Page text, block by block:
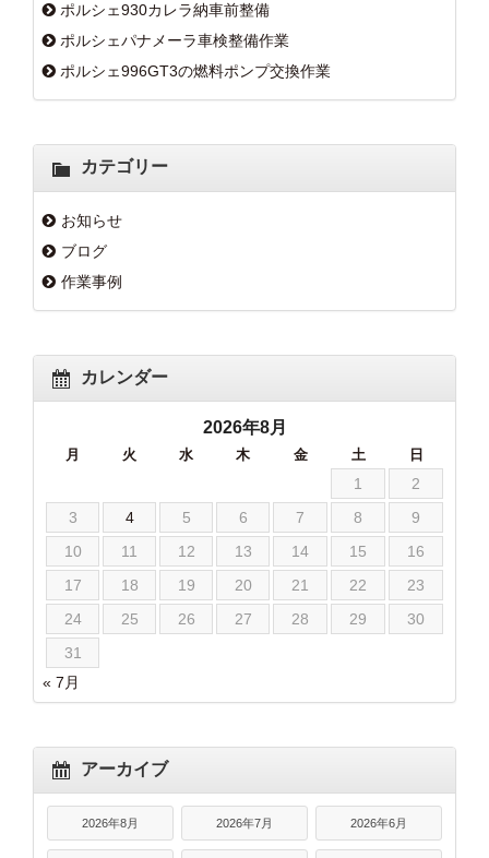
ポルシェ930カレラ納車前整備
ポルシェパナメーラ車検整備作業
ポルシェ996GT3の燃料ポンプ交換作業
カテゴリー
お知らせ
ブログ
作業事例
カレンダー
2026年8月
月 火 水 木 金 土 日
1
2
3
4 5 6 7 8
9
10
11 12 13 14 15
16
17
18 19 20 21 22
23
24
25 26 27 28 29
30
31
« 7月
アーカイブ
2026年8月 2026年7月 2026年6月